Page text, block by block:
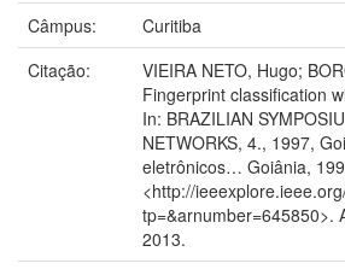
Câmpus:
Curitiba
Citação:
VIEIRA NETO, Hugo;
Fingerprint classification
In: BRAZILIAN
NETWORKS, 4., 1997,
eletrônicos… Goiânia,
<http://
tp=&arnumber=645850>.
2013.